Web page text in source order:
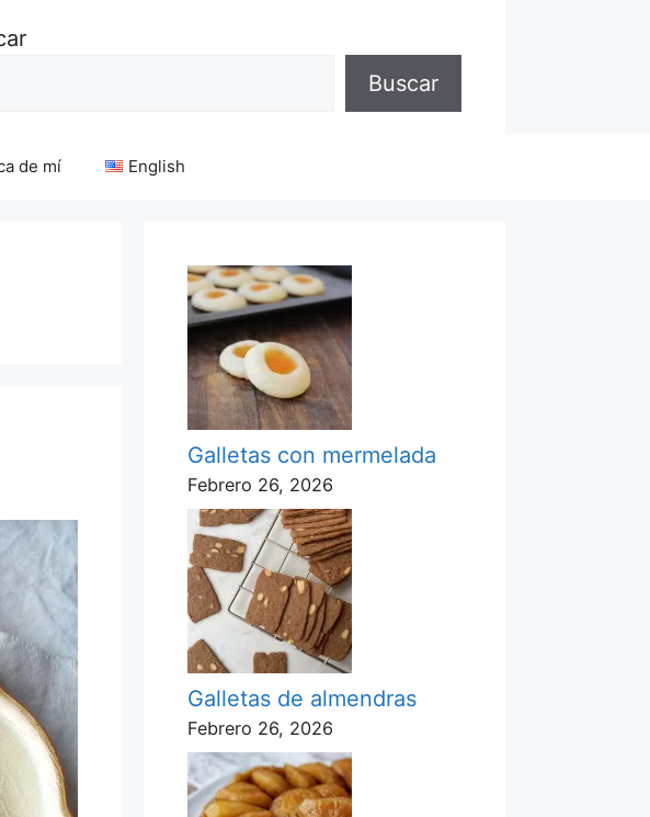
Buscar
de mí English
Galletas con mermelada
Febrero 26, 2026
Galletas de almendras
Febrero 26, 2026